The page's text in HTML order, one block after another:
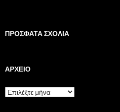
ΠΡΌΣΦΑΤΑ ΣΧΌΛΙΑ
ΑΡΧΕΊΟ
Α
ρ